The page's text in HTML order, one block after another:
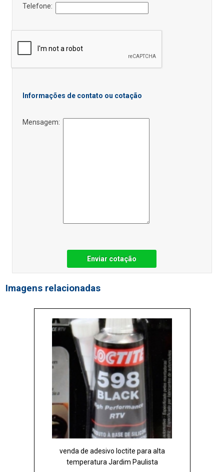
Telefone:
Informações de contato ou cotação
Mensagem:
Enviar cotação
Imagens relacionadas
venda de adesivo loctite para alta
temperatura Jardim Paulista